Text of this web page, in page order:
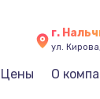
г.
ул.
Цены О